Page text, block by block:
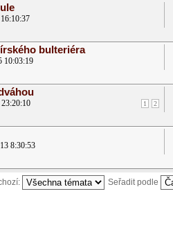
bulteriéra
10:03:19
1 2
8:30:53
Seřadit podle